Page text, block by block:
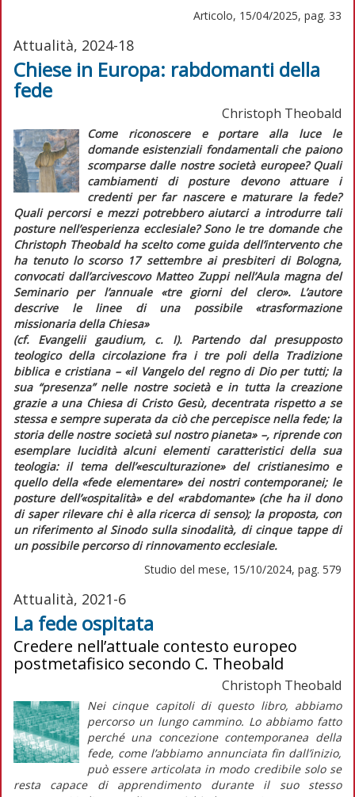
Articolo, 15/04/2025, pag. 33
Attualità, 2024-18
Chiese in Europa: rabdomanti della
fede
Christoph Theobald
Come riconoscere e portare alla luce le
domande esistenziali fondamentaliche paiono
scomparse dalle nostre società europee? Quali
cambiamenti di posture
devono attuare i
credenti per far nascere e maturare la fede?
Quali percorsi e mezzipotrebbero aiutarci a introdurre tali
posture nell’esperienza ecclesiale? Sono le tre domande che
Christoph Theobald ha scelto come guida dell’intervento che
ha tenuto lo scorso 17 settembre ai presbiteri di Bologna,
convocati dall’arcivescovo Matteo Zuppi nell’Aula magna del
Seminario per l’annuale «tre giorni del clero». L’autore
descrive le linee di una possibile «trasformazione
missionaria della Chiesa»
(cf. Evangelii gaudium, c. I). Partendo dal presupposto
teologico della circolazione fra i tre poli della Tradizione
biblica e cristiana – «il Vangelo del regno di Dio per tutti; la
sua “presenza” nelle nostre società e in tutta la creazione
grazie a una Chiesa di Cristo Gesù, decentrata rispetto a se
stessa e sempre superata da ciò che percepisce nella fede; la
storia delle nostre società sul nostro pianeta» –, riprende con
esemplare lucidità alcuni elementi caratteristici della sua
teologia: il tema dell’«esculturazione» del cristianesimo e
quello della «fede elementare» dei nostri contemporanei; le
posture dell’«ospitalità» e del «rabdomante» (che ha il dono
di saper rilevare chi è alla ricerca di senso); la proposta, con
un riferimento al Sinodo sulla sinodalità, di cinque tappe di
un possibile percorso di rinnovamento ecclesiale.
Studio del mese, 15/10/2024, pag. 579
Attualità, 2021-6
La fede ospitata
Credere nell’attuale contesto europeo
postmetafisico secondo C. Theobald
Christoph Theobald
Nei cinque capitoli di questo libro, abbiamo
percorso un lungo cammino. Lo abbiamo fatto
perché una concezione contemporanea della
fede, come l’abbiamo annunciata fin dall’inizio,
può essere articolata in modo credibile solo se
resta capace di apprendimento durante il suo stesso